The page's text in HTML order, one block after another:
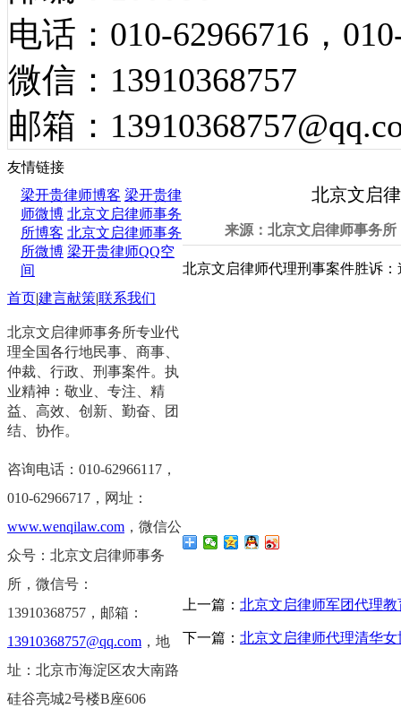
电话：010-62966716，
微信：13910368757
邮箱：
北京文启
来源：北京文启律师事务
北京文启律师代理刑事案件胜诉
上一篇： 北京文启律师军团代理
下一篇： 北京文启律师代理清华
友情链接
梁开贵律师博客 梁开贵律
师微博 北京文启律师事务
所博客 北京文启律师事务
所微博 梁开贵律师QQ空
间
首页|建言献策|联系我们
北京文启律师事务所专业代
理全国各行地民事、商事、
仲裁、行政、刑事案件。执
业精神：敬业、专注、精
益、高效、创新、勤奋、团
结、协作。
咨询电话：010-62966117，
010-62966717， 网址：
www.wenqilaw.com ，微信公
众号：北京文启律师事务
所，微信号：
13910368757，邮箱：
13910368757@qq.com ，地
址：北京市海淀区农大南路
硅谷亮城2号楼B座606